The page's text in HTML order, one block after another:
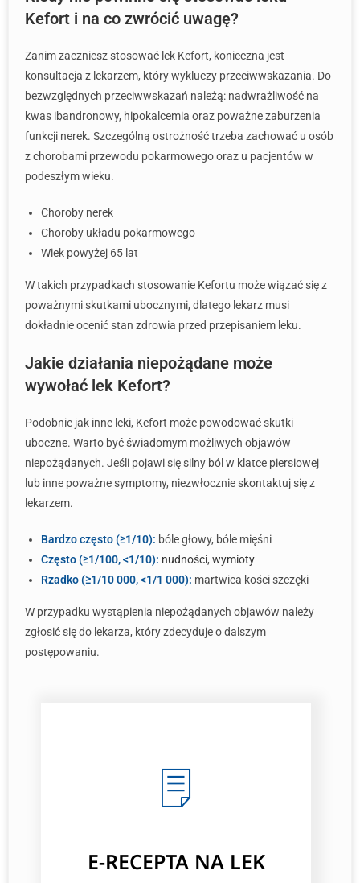
Kefort i na co zwrócić uwagę?
Zanim zaczniesz stosować lek Kefort, konieczna jest
konsultacja z lekarzem, który wykluczy przeciwwskazania. Do
bezwzględnych przeciwwskazań należą: nadwrażliwość na
kwas ibandronowy, hipokalcemia oraz poważne zaburzenia
funkcji nerek. Szczególną ostrożność trzeba zachować u osób
z chorobami przewodu pokarmowego oraz u pacjentów w
podeszłym wieku.
Choroby nerek
Choroby układu pokarmowego
Wiek powyżej 65 lat
W takich przypadkach stosowanie Kefortu może wiązać się z
poważnymi skutkami ubocznymi, dlatego lekarz musi
dokładnie ocenić stan zdrowia przed przepisaniem leku.
Jakie działania niepożądane może
wywołać lek Kefort?
Podobnie jak inne leki, Kefort może powodować skutki
uboczne. Warto być świadomym możliwych objawów
niepożądanych. Jeśli pojawi się silny ból w klatce piersiowej
lub inne poważne symptomy, niezwłocznie skontaktuj się z
lekarzem.
Bardzo często (≥1/10): bóle głowy, bóle mięśni
Często (≥1/100, <1/10): nudności, wymioty
Rzadko (≥1/10 000, <1/1 000): martwica kości szczęki
W przypadku wystąpienia niepożądanych objawów należy
zgłosić się do lekarza, który zdecyduje o dalszym
postępowaniu.
E-RECEPTA NA LEK